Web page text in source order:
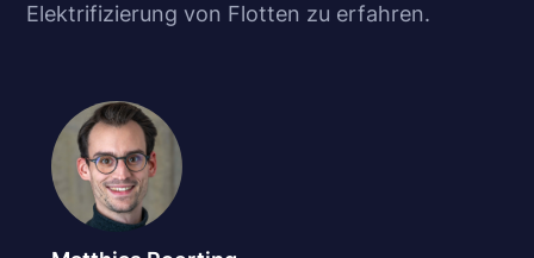
Elektrifizierung von Flotten zu erfahren.